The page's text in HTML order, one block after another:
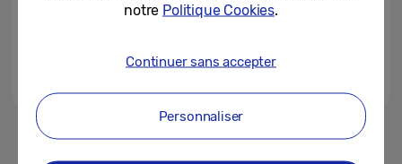
1
notre Politique Cookies.
Continuer sans accepter
Personnaliser